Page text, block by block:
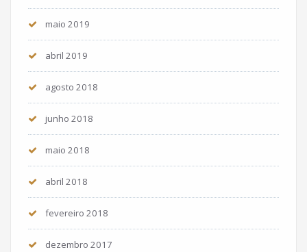
maio 2019
abril 2019
agosto 2018
junho 2018
maio 2018
abril 2018
fevereiro 2018
dezembro 2017